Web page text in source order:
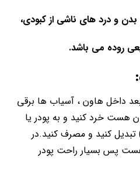
و درد های ناشی از کبودی،
روده می باشد.
داخل هاون ، آسیاب ها برقی
هست خرد کنید و به پودر یا
تبدیل کنید و مصرف کنید.در
پس بسیار راحت پودر